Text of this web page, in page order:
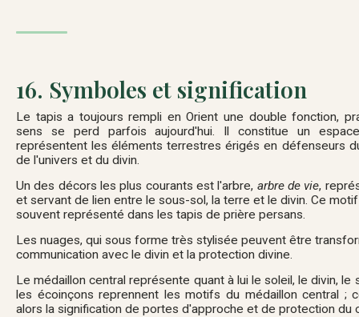
16. Symboles et signification
Le tapis a toujours rempli en Orient une double fonction,
sens se perd parfois aujourd'hui. Il constitue un
représentent les éléments terrestres érigés en défenseurs
de l'univers et du divin.
Un des décors les plus courants est l'arbre, arbre de vie,
et servant de lien entre le sous-sol, la terre et le divin. Ce
souvent représenté dans les tapis de prière persans.
Les nuages, qui sous forme très stylisée peuvent être
communication avec le divin et la protection divine.
Le médaillon central représente quant à lui le soleil, le divin, le
les écoinçons reprennent les motifs du médaillon central ;
alors la signification de portes d'approche et de protection du